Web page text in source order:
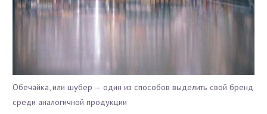
Обечайка, или шубер — один из способов выделить свой бренд
среди аналогичной продукции